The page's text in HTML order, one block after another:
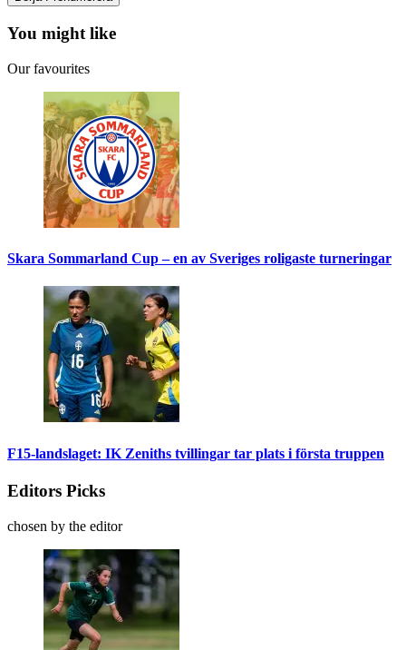
You might like
Our favourites
Skara Sommarland Cup – en av Sveriges roligaste turneringar
F15-landslaget: IK Zeniths tvillingar tar plats i första truppen
Editors Picks
chosen by the editor